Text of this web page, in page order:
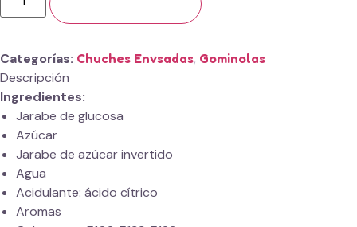
Categorías Chuches Envsadas, Gominolas
Descripción
Ingredientes:
Jarabe de glucosa
Azúcar
Jarabe de azúcar invertido
Agua
Acidulante: ácido cítrico
Aromas